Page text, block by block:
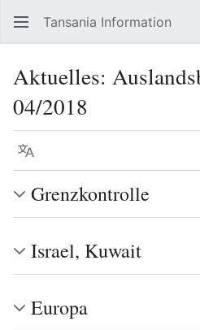
Tansania Information
Aktuelles:
04/2018
Sprache
Grenzkontrolle
Israel, Kuwait
Europa